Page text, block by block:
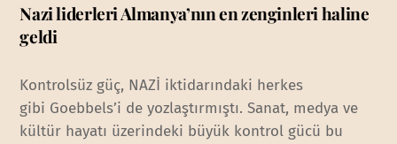
Nazi liderleri Almanya’nın en zenginleri haline
geldi
Kontrolsüz güç, NAZİ iktidarındaki herkes
gibi Goebbels’i de yozlaştırmıştı. Sanat, medya ve
kültür hayatı üzerindeki büyük kontrol gücü bu